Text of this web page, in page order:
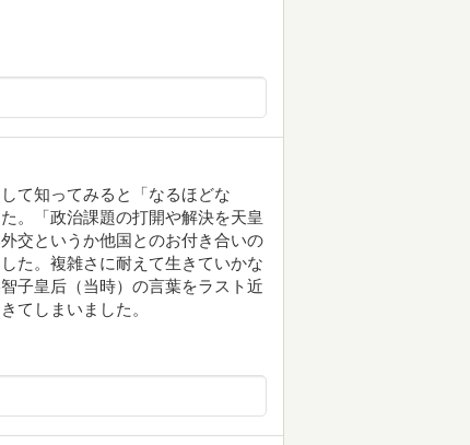
て知ってみると「なるほどな
。「政治課題の打開や解決を天皇
交というか他国とのお付き合いの
た。複雑さに耐えて生きていかな
子皇后（当時）の言葉をラスト近
てしまいました。